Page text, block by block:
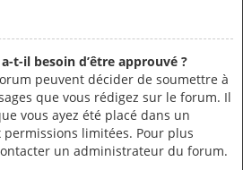
t-il besoin d’être approuvé ?
peuvent décider de soumettre à
que vous rédigez sur le forum. Il
vous ayez été placé dans un
limitées. Pour plus
un administrateur du forum.